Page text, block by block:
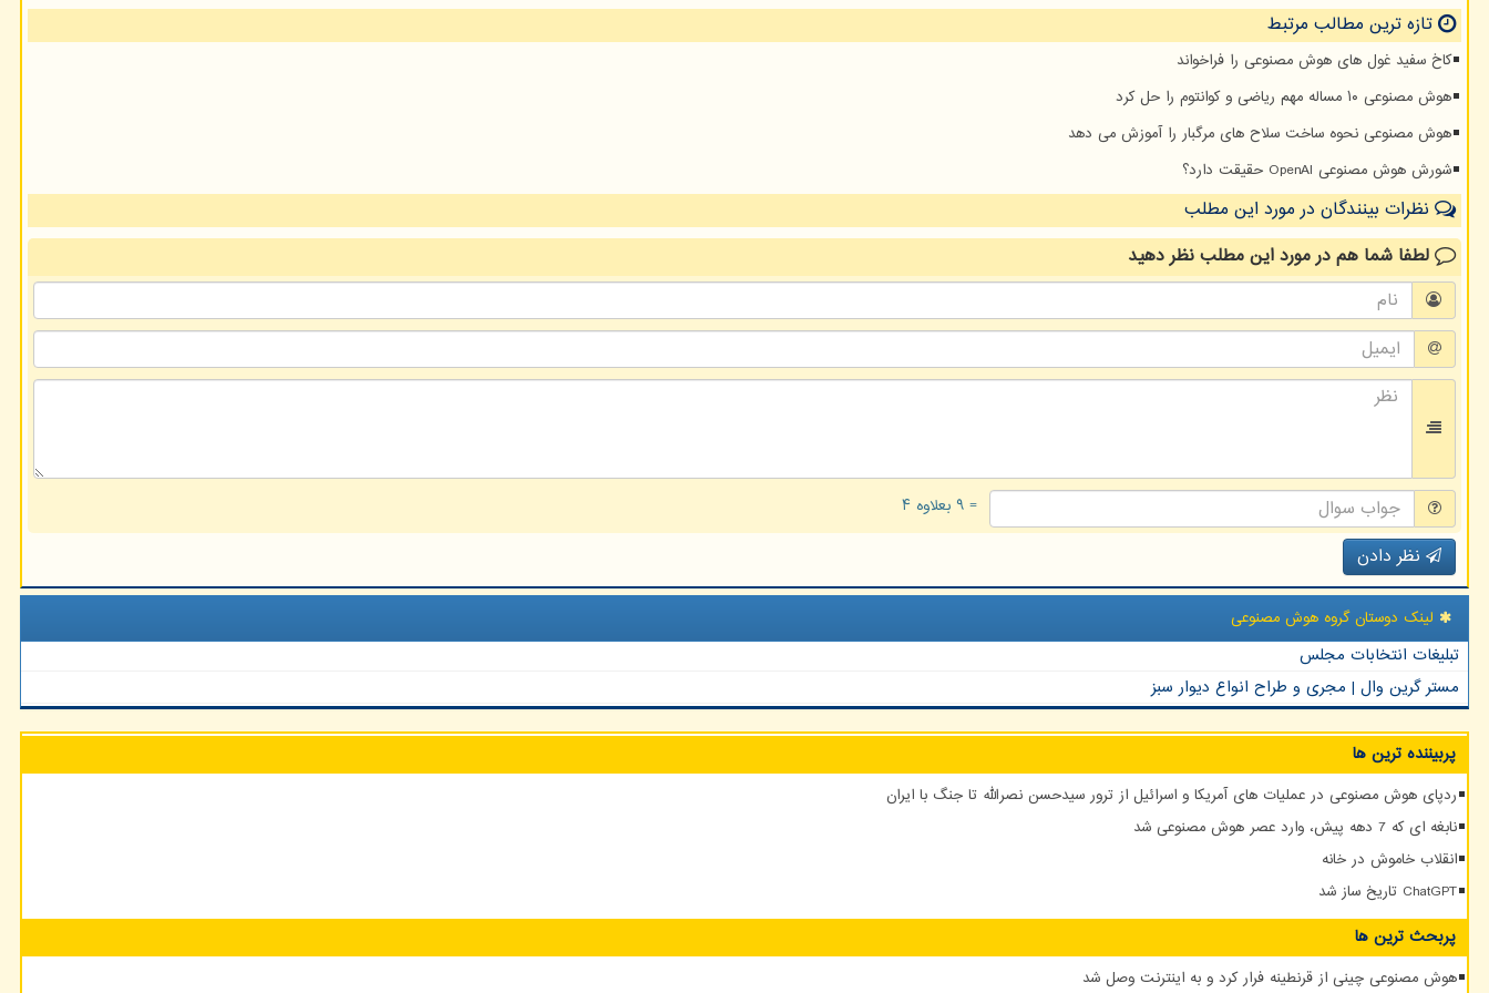
تازه ترین مطالب مرتبط
کاخ سفید غول های هوش مصنوعی را فراخواند
هوش مصنوعی ۱۰ مساله مهم ریاضی و کوانتوم را حل کرد
هوش مصنوعی نحوه ساخت سلاح های مرگبار را آموزش می دهد
شورش هوش مصنوعی OpenAI حقیقت دارد؟
نظرات بینندگان در مورد این مطلب
لطفا شما همدر مورد این مطلبنظر دهید
= ۹ بعلاوه ۴
نظر دادن
لینک دوستان گروه هوش مصنوعی
تبلیغات انتخابات مجلس
مستر گرین وال | مجری و طراح انواع دیوار سبز
پربیننده ترین ها
ردپای هوش مصنوعی در عملیات های آمریکا و اسرائیل از ترور سیدحسن نصرالله تا جنگ با ایران
نابغه ای که 7 دهه پیش، وارد عصر هوش مصنوعی شد
انقلاب خاموش در خانه
ChatGPT تاریخ ساز شد
پربحث ترین ها
هوش مصنوعی چینی از قرنطینه فرار کرد و به اینترنت وصل شد